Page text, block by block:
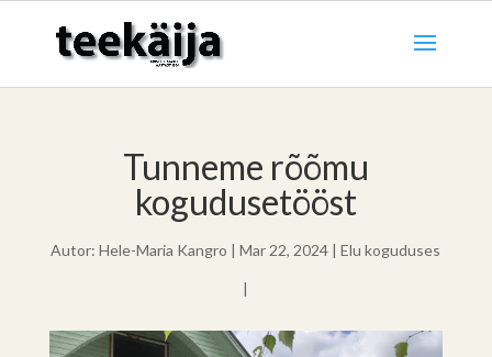
Tunneme rõõmu
kogudusetööst
Autor:Hele-Maria Kangro |Mar 22, 2024 |Elu koguduses
|